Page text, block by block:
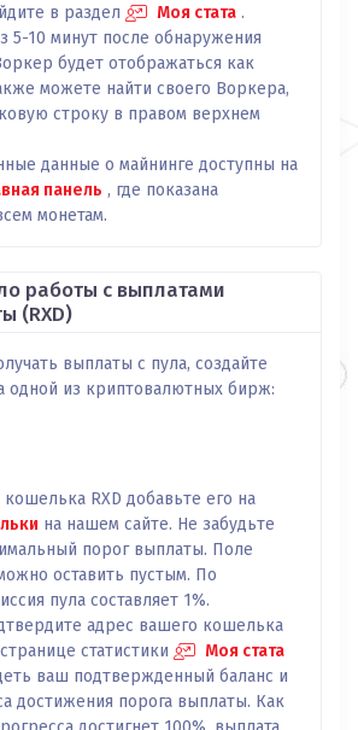
в раздел
Моя стата .
5-10 минут после обнаружения
будет отображаться как
можете найти своего Воркера,
строку в правом верхнем
данные о майнинге доступны на
панель , где показана
монетам.
работы с выплатами
(RXD)
выплаты с пула, создайте
одной из криптовалютных бирж:
RXD добавьте его на
на нашем сайте. Не забудьте
порог выплаты. Поле
оставить пустым. По
пула составляет 1%.
адрес вашего кошелька
статистики
Моя стата
ваш подтвержденный баланс и
достижения порога выплаты. Как